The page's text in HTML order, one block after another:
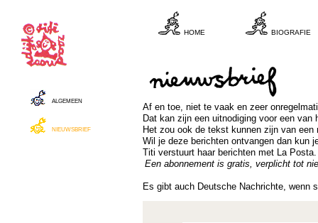
home biografie
Af en toe, niet te vaak en zeer
Dat kan zijn een uitnodiging voor een
Het zou ook de tekst kunnen zijn van een
Wil je deze berichten ontvangen dan kun
Titi verstuurt haar berichten met La Posta.
Een abonnement is gratis, verplicht tot
Es gibt auch Deutsche Nachrichte, wenn
algemeen
nieuwsbrief